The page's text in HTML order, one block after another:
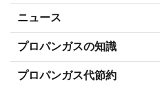
ニュース
プロパンガスの知識
プロパンガス代節約